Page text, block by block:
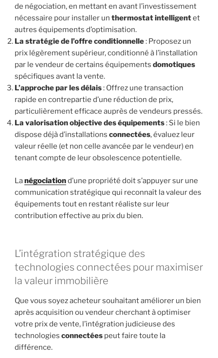
de négociation, en mettant en avant l’investissement
nécessaire pour installer un thermostat intelligentet
autres équipements d’optimisation.
La stratégie de l’offre conditionnelle: Proposez un
prix légèrement supérieur, conditionné à l’installation
par le vendeur de certains équipements domotiques
spécifiques avant la vente.
L’approche par les délais: Offrez une transaction
rapide en contrepartie d’une réduction de prix,
particulièrement efficace auprès de vendeurs pressés.
La valorisation objective des équipements: Si le bien
dispose déjà d’installations connectées, évaluez leur
valeur réelle (et non celle avancée par le vendeur) en
tenant compte de leur obsolescence potentielle.
Lanégociationd’une propriété doit s’appuyer sur une
communication stratégique qui reconnaît la valeur des
équipements tout en restant réaliste sur leur
contribution effective au prix du bien.
L’intégration stratégique des
technologies connectées pour maximiser
la valeur immobilière
Que vous soyez acheteur souhaitant améliorer un bien
après acquisition ou vendeur cherchant à optimiser
votre prix de vente, l’intégration judicieuse des
technologies connectées peut faire toute la
différence.